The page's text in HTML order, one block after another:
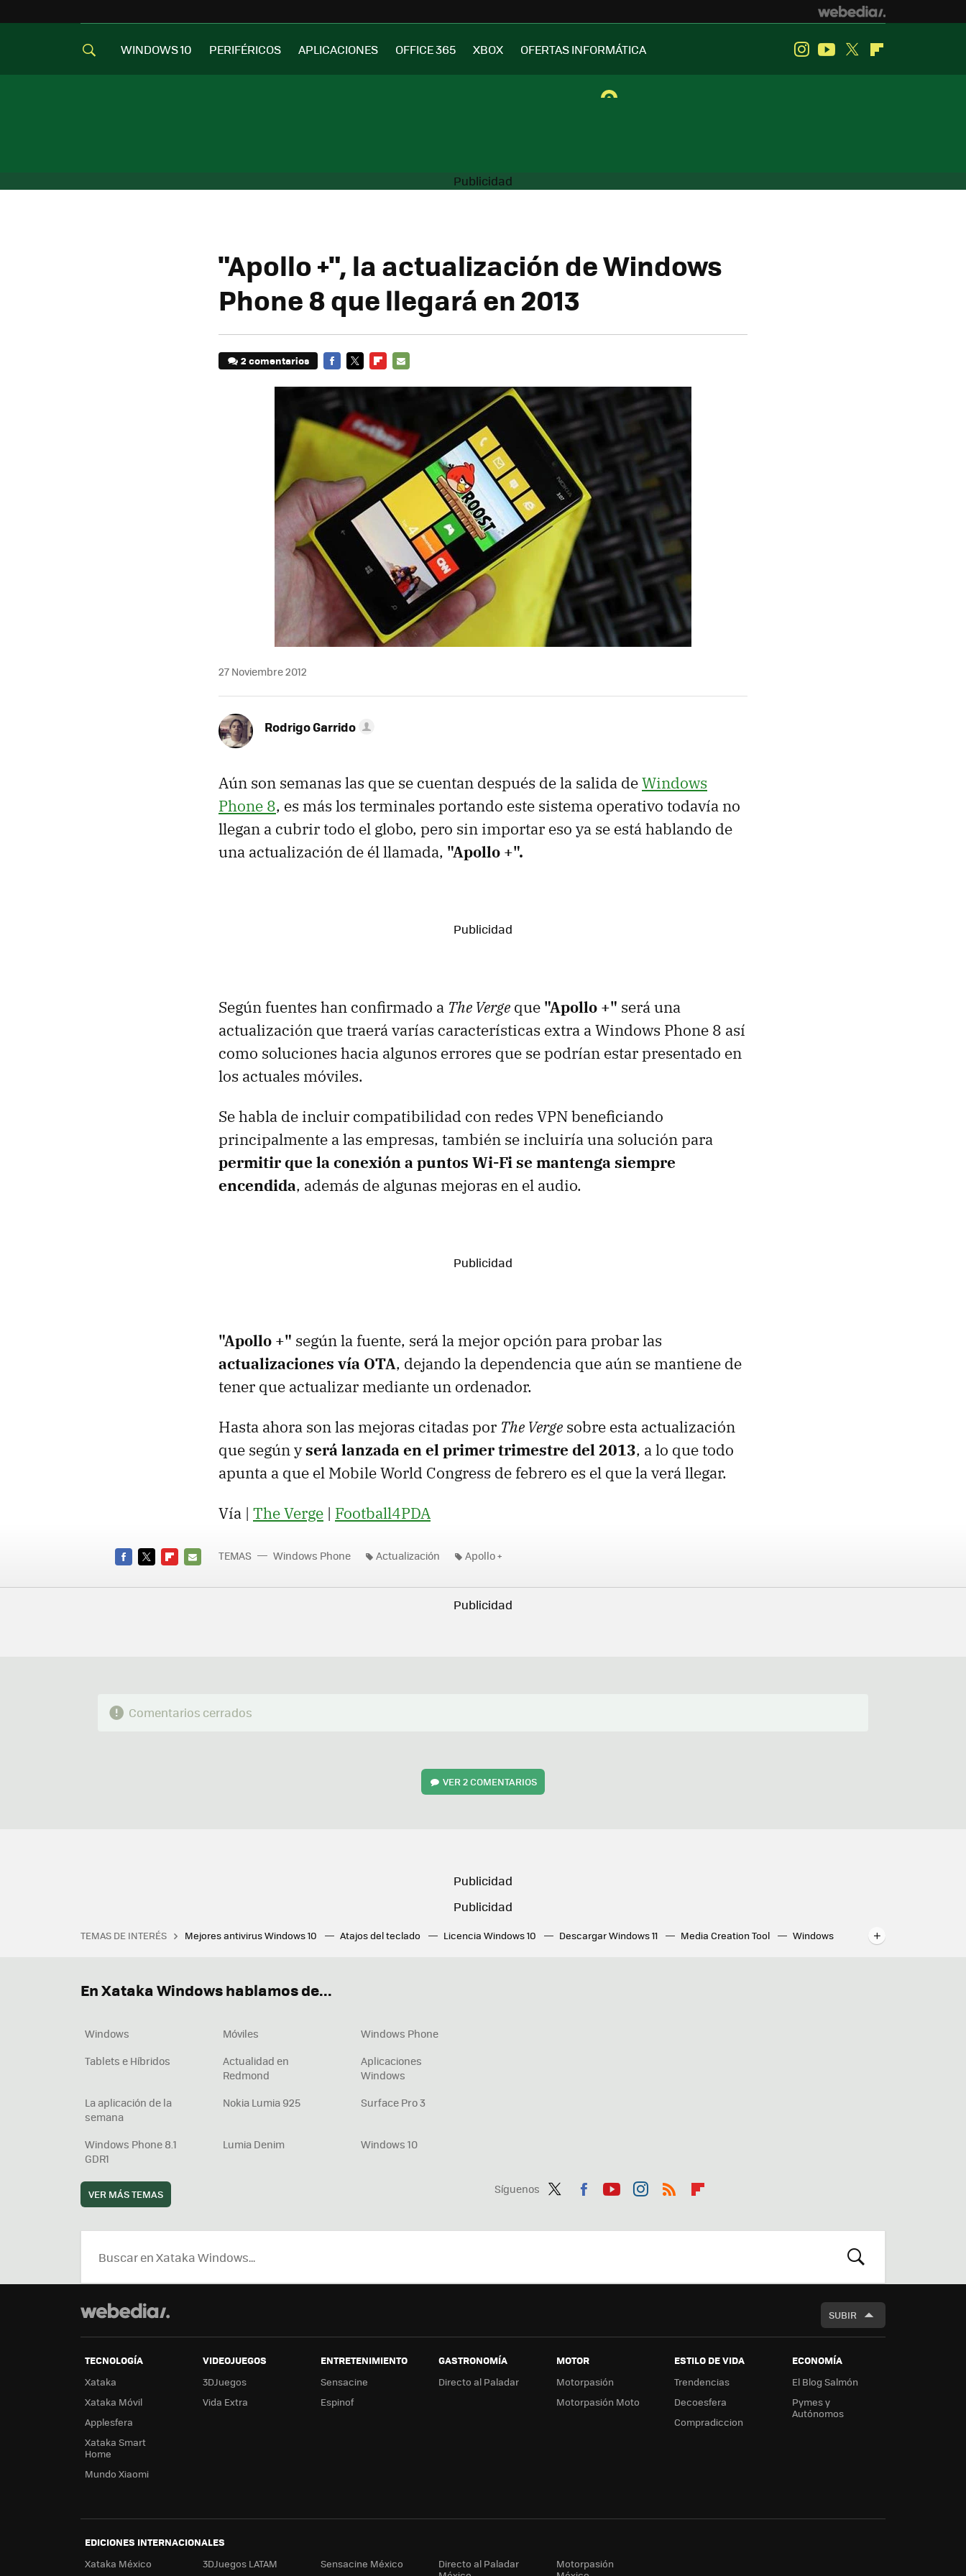
WINDOWS 10 PERIFÉRICOS APLICACIONES OFFICE 365 XBOX OFERTAS INFORMÁTICA InstagramYoutube
Twitter
"Apollo +", la actualización de Windows
Phone 8 que llegará en 2013
2 comentarios
27 Noviembre 2012
Rodrigo Garrido
Aún son semanas las que se cuentan después de la salida deWindows
Phone 8, es más los terminales portando este sistema operativo todavía no
llegan a cubrir todo el globo, pero sin importar eso ya se está hablando de
una actualización de él llamada, "Apollo +".
Según fuentes han confirmado a The Verge que "Apollo +" será una
actualización que traerá varías características extra a Windows Phone 8 así
como soluciones hacia algunos errores que se podrían estar presentado en
los actuales móviles.
Se habla de incluir compatibilidad con redes VPN beneficiando
principalmente a las empresas, también se incluiría una solución para
permitir que la conexión a puntos Wi-Fi se mantenga siempre
encendida, además de algunas mejoras en el audio.
"Apollo +" según la fuente, será la mejor opción para probar las
actualizaciones vía OTA, dejando la dependencia que aún se mantiene de
tener que actualizar mediante un ordenador.
Hasta ahora son las mejoras citadas por The Verge sobre esta actualización
que según yserá lanzada en el primer trimestre del 2013, a lo que todo
apunta a que el Mobile World Congress de febrero es el que la verá llegar.
Vía | The Verge | Football4PDA
MAIL
TEMAS Windows Phone Actualización Apollo +
Comentarios cerrados
VER2 COMENTARIOS
TEMAS DE INTERÉS Mejores antivirus Windows 10 Atajos del teclado Licencia Windows 10 Descargar Windows 11 Media Creation Tool
Windows
Síguenos
ter
ebo tub agr
boa
En Xataka Windows hablamos de...
Windows Móviles
Windows Phone
Tablets e Híbridos
Actualidad en
Redmond
Aplicaciones
Windows
La aplicación de la
semana
Nokia Lumia 925 Surface Pro 3
Windows Phone 8.1
GDR1
Lumia Denim Windows 10
VER MÁS TEMAS
BUSCAR
SUBIR
TECNOLOGÍA
Xataka
Xataka Móvil
Applesfera
Xataka Smart
Home
Mundo Xiaomi
VIDEOJUEGOS
3DJuegos
Vida Extra
ENTRETENIMIENTO
Sensacine
Espinof
GASTRONOMÍA
Directo al Paladar
MOTOR
Motorpasión
Motorpasión Moto
ESTILO DE VIDA
Trendencias
Decoesfera
Compradiccion
ECONOMÍA
El Blog Salmón
Pymes y
Autónomos
EDICIONES INTERNACIONALES
Xataka México
3DJuegos LATAM Sensacine México
Directo al Paladar
Motorpasión